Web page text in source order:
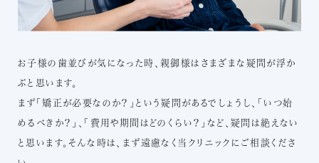
お子様の歯並びが気になった時、親御様はさまざまな疑問が浮か
ぶと思います。
まず「矯正が必要なのか？」という疑問があるでしょうし、「いつ始
めるべきか？」、「費用や期間はどのくらい？」など、疑問は絶えない
と思います。そんな時は、まず遠慮なく当クリニックにご相談くださ